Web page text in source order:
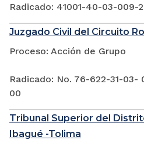
Radicado: 41001-40-03-009-
Juzgado Civil del Circuito
Proceso: Acción de Grupo
Radicado: No. 76-622-31-03-
00
Tribunal Superior del
Ibagué -Tolima